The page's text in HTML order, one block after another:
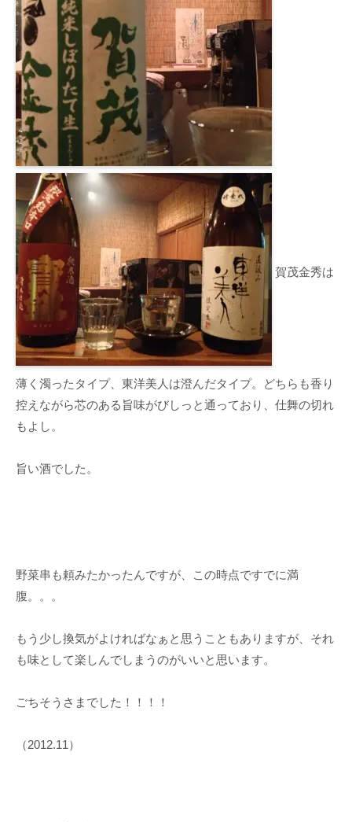
賀茂金秀は
薄く濁ったタイプ、東洋美人は澄んだタイプ。どちらも香り
控えながら芯のある旨味がびしっと通っており、仕舞の切れ
もよし。
旨い酒でした。
野菜串も頼みたかったんですが、この時点ですでに満
腹。。。
もう少し換気がよければなぁと思うこともありますが、それ
も味として楽しんでしまうのがいいと思います。
ごちそうさまでした！！！！
（2012.11）